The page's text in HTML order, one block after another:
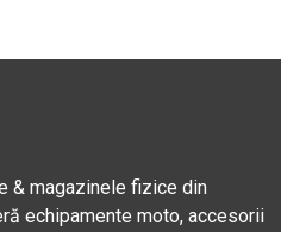
& magazinele fizice din
echipamente moto, accesorii